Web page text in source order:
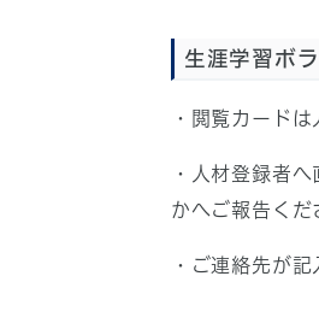
生涯学習ボ
・閲覧カード
・人材登録者
かへご報告くだ
・ご連絡先が